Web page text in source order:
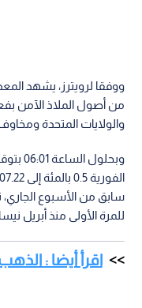
ووفقا لرويترز، يشهد
من أصول الملاذ الآمن
والولايات المتحدة
للمرة الأولى منذ أبريل نيسان
اقرأ أيضا : الذهب